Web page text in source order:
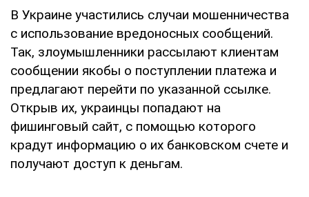
В Украине участились случаи мошенничества
с использование вредоносных сообщений.
Так, злоумышленники рассылают клиентам
сообщении якобы о поступлении платежа и
предлагают перейти по указанной ссылке.
Открыв их, украинцы попадают на
фишинговый сайт, с помощью которого
крадут информацию о их банковском счете и
получают доступ к деньгам.